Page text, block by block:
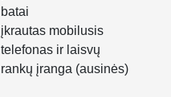
batai
įkrautas mobilusis
telefonas ir laisvų
rankų įranga (ausinės)